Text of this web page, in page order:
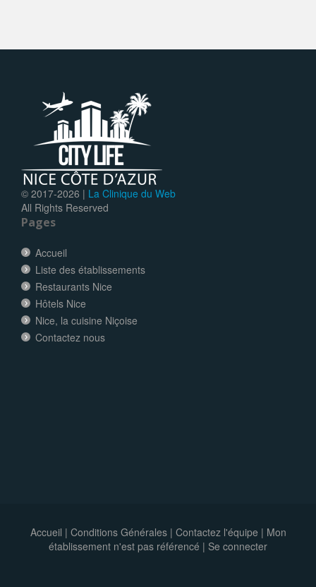
© 2017-2026 | La Clinique du Web
All Rights Reserved
Pages
Accueil
Liste des établissements
Restaurants Nice
Hôtels Nice
Nice, la cuisine Niçoise
Contactez nous
Accueil | Conditions Générales| Contactez l'équipe | Mon
établissement n'est pas référencé | Se connecter